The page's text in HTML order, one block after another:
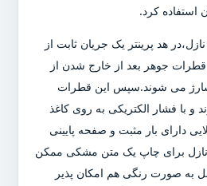
استفاده کرد.
هد پرینتر یک جریان ثابت از
جوهر بعد از خارج شدن از
می شوند.سپس این قطرات
فشار الکتریکی به روی کاغذ
دارای بار مثبت و صفحه پایینی
نازل برای چاپ یک متن مشکی ممکن
به صورت رنگی هم امکان پذیر